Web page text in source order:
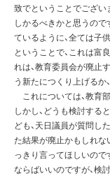
致でということでござい
しかるべきかと思うので
ているように、全ては子
ということで、これは富
れは、教育委員会が廃止
う新たにつくり上げるか
これについては、教育
しかし、どうも検討する
ども、天日議員が質問し
た結果が廃止かもしれな
っきり言ってほしいので
ならばいいのですが、検